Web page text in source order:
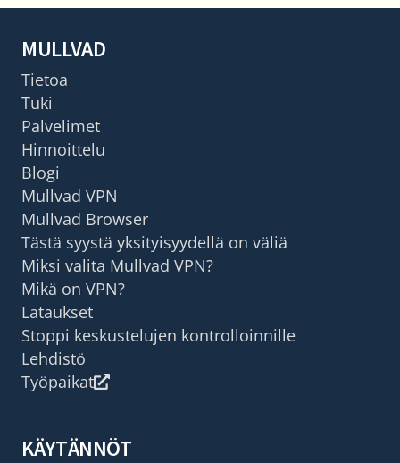
MULLVAD
Tietoa
Tuki
Palvelimet
Hinnoittelu
Blogi
Mullvad VPN
Mullvad Browser
Tästä syystä yksityisyydellä on väliä
Miksi valita Mullvad VPN?
Mikä on VPN?
Lataukset
Stoppi keskustelujen kontrolloinnille
Lehdistö
Työpaikat
KÄYTÄNNÖT